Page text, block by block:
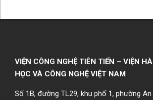
VIỆN CÔNG NGHỆ TIÊN TIẾN – VIỆN
HỌC VÀ CÔNG NGHỆ VIỆT NAM
Số 1B, đường TL29, khu phố 1, phường